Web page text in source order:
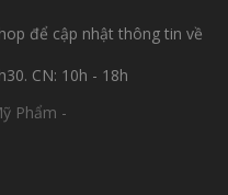
để cập nhật thông tin về
CN: 10h - 18h
Phẩm -